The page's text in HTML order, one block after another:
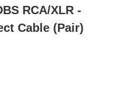
RCA/XLR -
Cable (Pair)